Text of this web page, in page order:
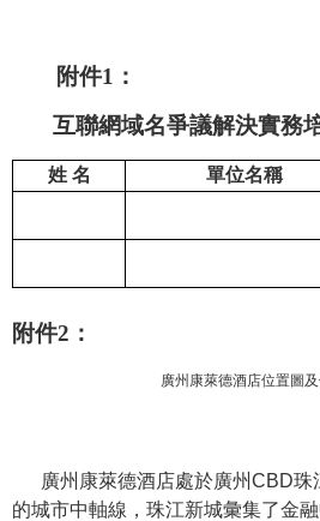
附件1 ：
互聯網域名爭議解決實務
姓 名 單位名稱
附件2 ：
廣州康萊德酒店位置圖
廣州康萊德酒店處於廣州CBD
的城市中軸線，珠江新城彙集了金